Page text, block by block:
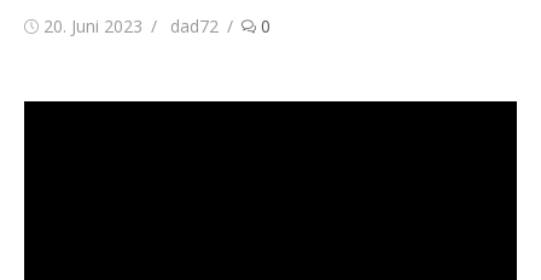
Posted
20. Juni 2023 Author
dad72 0